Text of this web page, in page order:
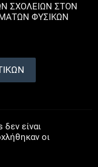
ΣΧΟΛΕΙΩΝ ΣΤΟΝ
ΦΥΣΙΚΩΝ
είναι
οι